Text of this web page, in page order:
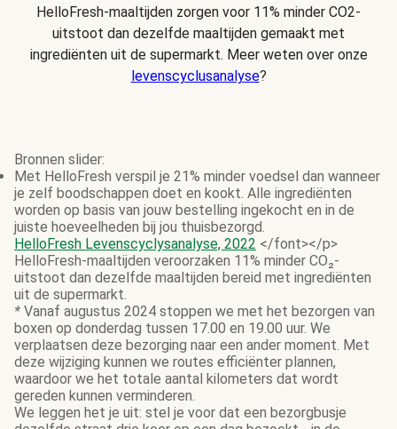
HelloFresh-maaltijden zorgen voor 11% minder CO2-
uitstoot dan dezelfde maaltijden gemaakt met
ingrediënten uit de supermarkt. Meer weten over onze
levenscyclusanalyse?
Bronnen slider:
Met HelloFresh verspil je 21% minder voedsel dan wanneer
je zelf boodschappen doet en kookt. Alle ingrediënten
worden op basis van jouw bestelling ingekocht en in de
juiste hoeveelheden bij jou thuisbezorgd.
HelloFresh Levenscyclysanalyse, 2022 </font></p>
HelloFresh-maaltijden veroorzaken 11% minder CO₂-
uitstoot dan dezelfde maaltijden bereid met ingrediënten
uit de supermarkt.
* Vanaf augustus 2024 stoppen we met het bezorgen van
boxen op donderdag tussen 17.00 en 19.00 uur. We
verplaatsen deze bezorging naar een ander moment. Met
deze wijziging kunnen we routes efficiënter plannen,
waardoor we het totale aantal kilometers dat wordt
gereden kunnen verminderen.
We leggen het je uit: stel je voor dat een bezorgbusje